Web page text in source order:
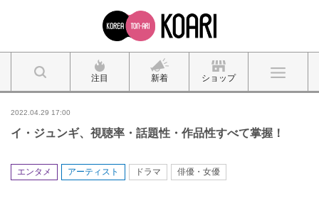
注目 新着 ショップ
2022.04.29 17:00
イ・ジュンギ、視聴率・話題性・作品性すべて掌握！
エンタメ アーティスト ドラマ 俳優・女優